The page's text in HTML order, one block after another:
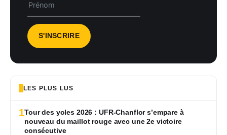
LES PLUS LUS
1Tour des yoles 2026 : UFR-Chanflor s’empare à
nouveau du maillot rouge avec une 2e victoire
consécutive